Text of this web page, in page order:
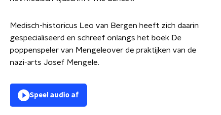
Medisch-historicus Leo van Bergen heeft zich daarin
gespecialiseerd en schreef onlangs het boek De
poppenspeler van Mengeleover de praktijken van de
nazi-arts Josef Mengele.
Speel audio af